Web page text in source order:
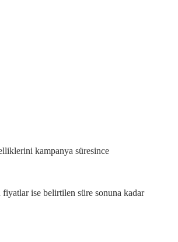
kampanya süresince
ise belirtilen süre sonuna kadar